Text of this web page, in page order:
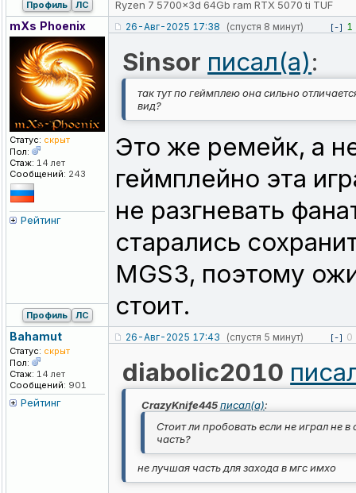
Ryzen 7 5700x3d 64Gb ram RTX 5070 ti TUF
Профиль ЛС
mXs Phoenix
Статус: скрыт
Пол:
Стаж: 14 лет
Сообщений: 243
Рейтинг
26-Авг-2025 17:38 (спустя 8 минут) [-] 1
Sinsor писал(а):
так тут по геймплею она сильно
вид?
Это же ремейк, а
геймплейно эта
не разгневать
старались
MGS3, поэтому
стоит.
Профиль ЛС
Bahamut
Статус: скрыт
Пол:
Стаж: 14 лет
Сообщений: 901
Рейтинг
26-Авг-2025 17:43 (спустя 5 минут) [-] 0
diabolic2010
CrazyKnife445 писал(а):
Стоит ли пробовать если не играл не в
часть?
не лучшая часть для захода в мгс имхо